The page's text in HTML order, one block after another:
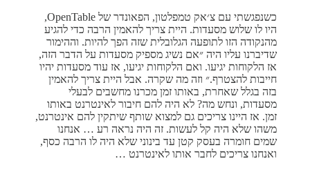
כשנפגשתי עם צ׳אק טמפלטון, הפאונדר של OpenTable,
היו לו שלוש מסעדות. היית צריך להאמין הרבה כדי להגיע
מהנקודה הזו לתופעה הגלובלית שזה הפך להיות. וההימור
שדיברנו עליו היה ״אם נשיג מספיק מסעדות על הדבר הזה,
אז הלקוחות יגיעו. ואם הלקוחות יגיעו, אז עוד מסעדות יהיו
חייבות להצטרף.״ וזה מה שקרה. אבל היית צריך להאמין
בזה בגלל שאחרת, באותו זמן מכרנו מחשבים לבעלי
מסעדות, ונחש מה? לא היה להם חיבור לאינטרנט באותו
זמן. אז היינו צריכים גם למצוא שותף שיתקין להם אינטרנט,
משהו שלא היה קל לעשות. זה היה נראה רע … אנחנו
שמים חומרה בעסק קטן עד בינוני שלא היה לו הרבה כסף,
ואנחנו צריכים לחבר אותו לאינטרנט …